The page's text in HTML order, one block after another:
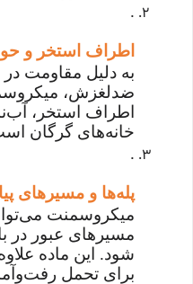
.
اطراف استخر و
به دلیل مقاومت
ضدلغزش،
اطراف استخر،
خانه‌های گرگان
.
پله‌ها و مسیرهای
میکروسمنت
مسیرهای عبور در
شود. این ماده
برای تحمل